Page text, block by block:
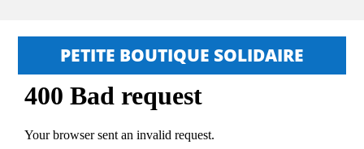
PETITE BOUTIQUE SOLIDAIRE